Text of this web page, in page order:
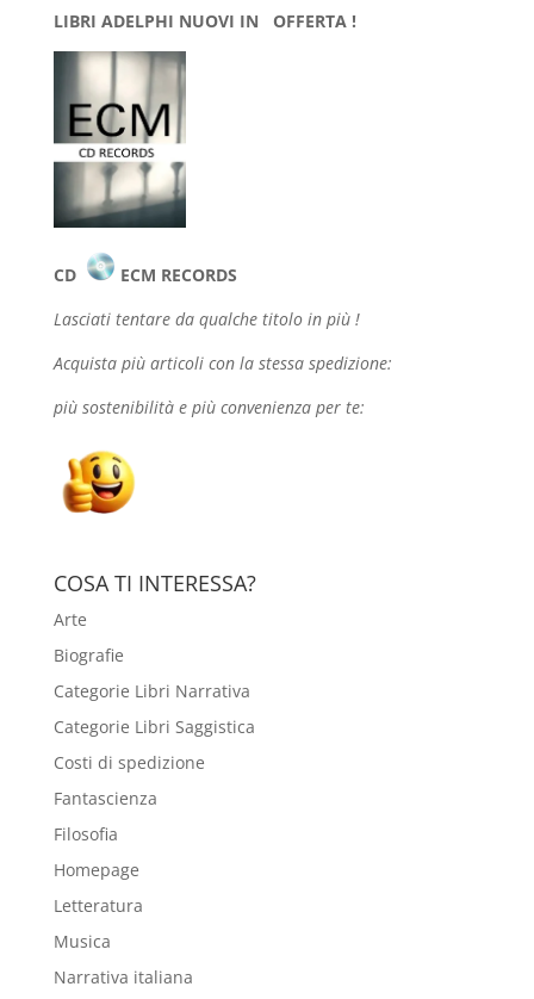
LIBRI ADELPHI NUOVI IN OFFERTA !
CD
ECM RECORDS
Lasciati tentare da qualche titolo in più !
Acquista più articoli con la stessa spedizione:
più sostenibilità e più convenienza per te:
COSA TI INTERESSA?
Arte
Biografie
Categorie Libri Narrativa
Categorie Libri Saggistica
Costi di spedizione
Fantascienza
Filosofia
Homepage
Letteratura
Musica
Narrativa italiana